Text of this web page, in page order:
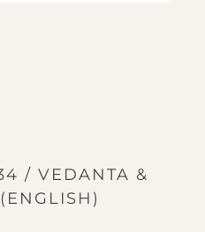
/ VEDANTA &